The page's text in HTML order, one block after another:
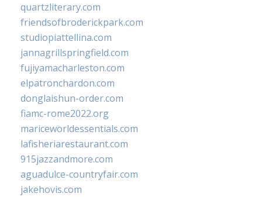
quartzliterary.com
friendsofbroderickpark.com
studiopiattellina.com
jannagrillspringfield.com
fujiyamacharleston.com
elpatronchardon.com
donglaishun-order.com
fiamc-rome2022.org
mariceworldessentials.com
lafisheriarestaurant.com
915jazzandmore.com
aguadulce-countryfair.com
jakehovis.com